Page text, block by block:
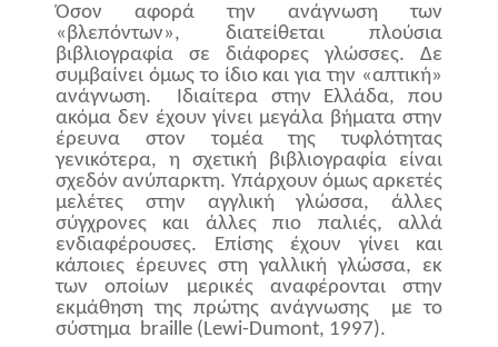
Όσον αφορά την ανάγνωση των
«βλεπόντων», διατείθεται πλούσια
βιβλιογραφία σε διάφορες γλώσσες. Δε
συμβαίνει όμως το ίδιο και για την «απτική»
ανάγνωση.
Ιδιαίτερα στην Ελλάδα, που
ακόμα δεν έχουν γίνει μεγάλα βήματα στην
έρευνα στον τομέα της τυφλότητας
γενικότερα, η σχετική βιβλιογραφία είναι
σχεδόν ανύπαρκτη. Υπάρχουν όμως αρκετές
μελέτες στην αγγλική γλώσσα, άλλες
σύγχρονες και άλλες πιο παλιές, αλλά
ενδιαφέρουσες. Επίσης έχουν γίνει και
κάποιες έρευνες στη γαλλική γλώσσα, εκ
των οποίων μερικές αναφέρονται στην
εκμάθηση της πρώτης ανάγνωσης
με το
σύστημα braille (Lewi-Dumont, 1997).